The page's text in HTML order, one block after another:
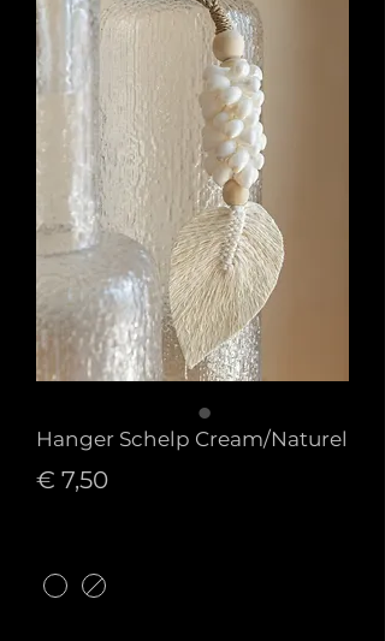
Hanger Schelp Cream/Naturel
€ 7,50Prijs